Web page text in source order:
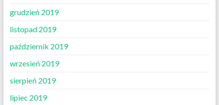
grudzień 2019
listopad 2019
październik 2019
wrzesień 2019
sierpień 2019
lipiec 2019